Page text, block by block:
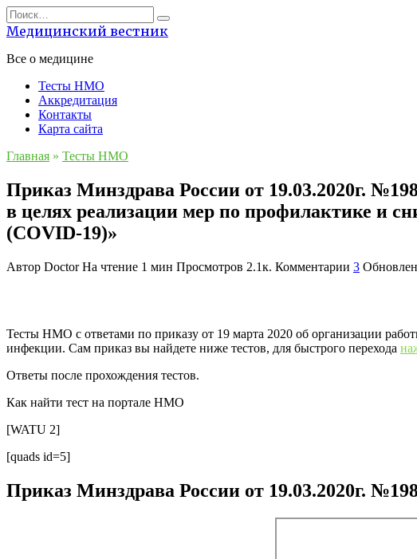
Перейти
к
содержанию
Search
for:
Медицинский вестник
Все о медицине
Тесты НМО
Аккредитация
Контакты
Карта сайта
Главная » Тесты НМО
Приказ Минздрава России от 19.03.2020г.
в целях реализации мер по профилактике и
(COVID-19)»
Автор Doctor На чтение 1 мин Просмотров 2.1к. Комментарии 3
Тесты НМО с ответами по приказу от 19 марта 2020 об организации
инфекции. Сам приказ вы найдете ниже тестов, для быстрого перехода
Ответы после прохождения тестов.
Как найти тест на портале НМО
[WATU 2]
[quads id=5]
Приказ Минздрава России от 19.03.2020г.